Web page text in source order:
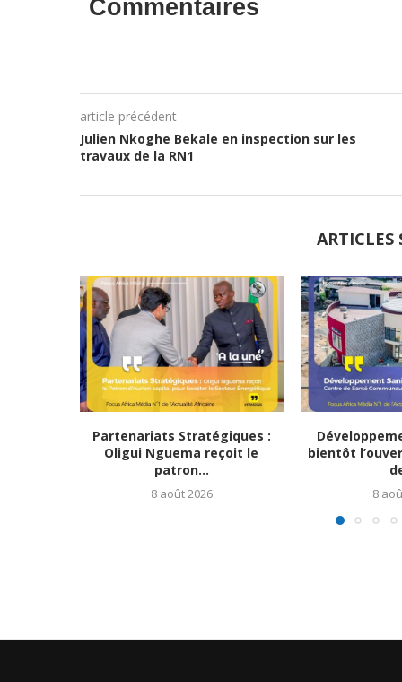
Commentaires
article précédent
Julien Nkoghe Bekale en inspection sur les
travaux de la RN1
ARTICLES
Partenariats Stratégiques :
Oligui Nguema reçoit le
patron...
8 août 2026
bientôt
8